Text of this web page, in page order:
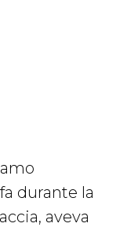
durante la
aveva